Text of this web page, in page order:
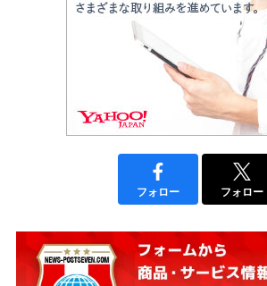
フォロー フォロー